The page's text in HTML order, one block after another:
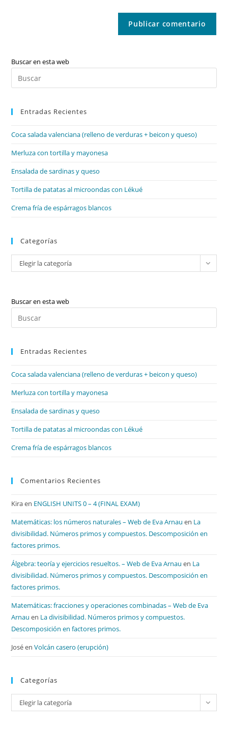
Buscar en esta web
Entradas Recientes
Coca salada valenciana (relleno de verduras + beicon y queso)
Merluza con tortilla y mayonesa
Ensalada de sardinas y queso
Tortilla de patatas al microondas con Lékué
Crema fría de espárragos blancos
Categorías
Categorías
Elegir la categoría
Buscar en esta web
Entradas Recientes
Coca salada valenciana (relleno de verduras + beicon y queso)
Merluza con tortilla y mayonesa
Ensalada de sardinas y queso
Tortilla de patatas al microondas con Lékué
Crema fría de espárragos blancos
Comentarios Recientes
Kiraen ENGLISH UNITS 0 – 4 (FINAL EXAM)
Matemáticas: los números naturales – Web de Eva Arnau en La
divisibilidad. Números primos y compuestos. Descomposición en
factores primos.
Álgebra: teoría y ejercicios resueltos. – Web de Eva Arnau en La
divisibilidad. Números primos y compuestos. Descomposición en
factores primos.
Matemáticas: fracciones y operaciones combinadas – Web de Eva
Arnau en La divisibilidad. Números primos y compuestos.
Descomposición en factores primos.
JoséenVolcán casero (erupción)
Categorías
Categorías
Elegir la categoría